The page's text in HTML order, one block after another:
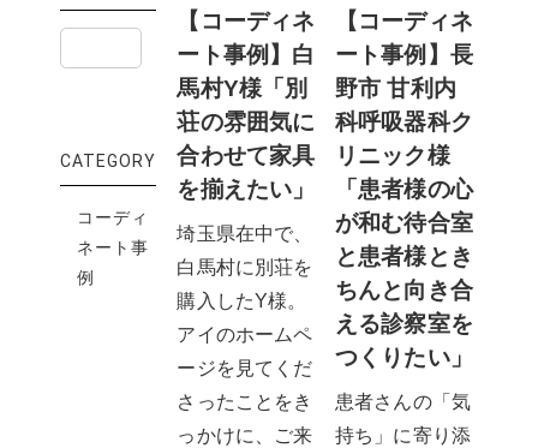
【コーディネ
ート事例】白
馬村Y様「別
荘の雰囲気に
合わせて家具
を揃えたい」
埼玉県在中で、
白馬村に別荘を
購入したY様。
アイのホームペ
ージを見てくだ
さったことをき
っかけに、ご来
【コーディネ
ート事例】長
野市 甘利内
科呼吸器科ク
リニック様
「患者様の心
が和む待合室
と患者様とき
ちんと向き合
える診察室を
つくりたい」
患者さんの「気
持ち」に寄り添
CATEGORY
コーディ
ネート事
例